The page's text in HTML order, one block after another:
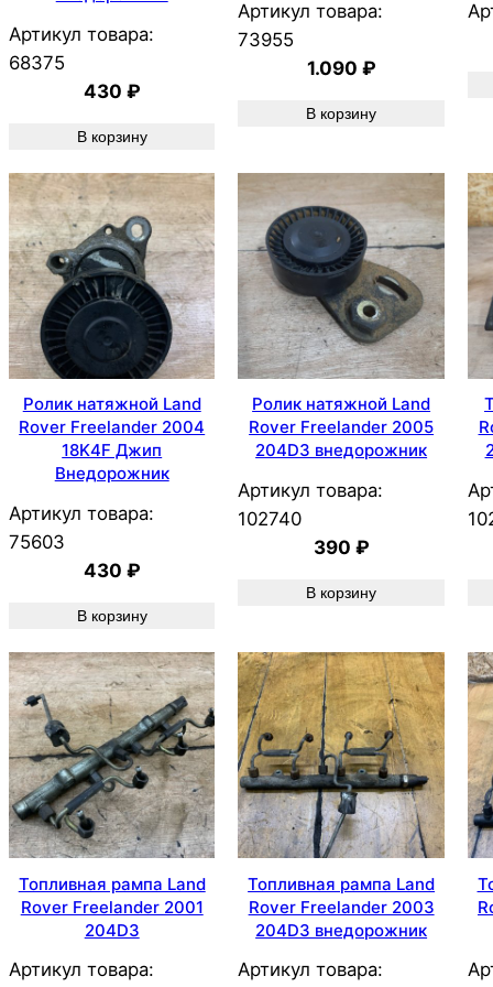
Артикул товара:
68375
430 ₽
В корзину
Артикул товара:
73955
1.090 ₽
В корзину
Ролик натяжной Land
Rover Freelander 2004
18K4F Джип
Внедорожник
Артикул товара:
75603
430 ₽
В корзину
Ролик натяжной Land
Rover Freelander 2005
204D3 внедорожник
Артикул товара:
102740
390 ₽
В корзину
Топливная рампа Land
Rover Freelander 2001
204D3
Артикул товара:
Топливная рампа Land
Rover Freelander 2003
204D3 внедорожник
Артикул товара: